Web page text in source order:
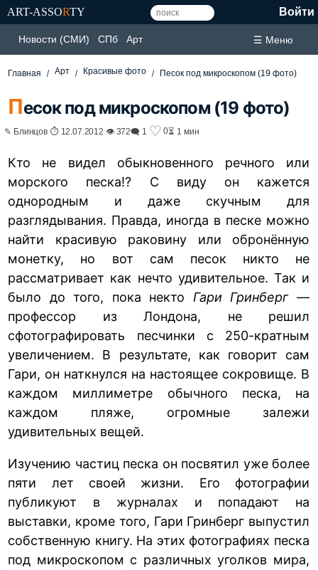
ART-ASSORTY Войти
Новости (СМИ) СПб Арт ☰ Меню
Главная Арт Красивые фото Песок под микроскопом (19 фото)
Песок под микроскопом (19 фото)
✎ Блинцов ⏱ 12.07.2012 👁 372🗨 1 ♡ 0⏳ 1 мин
Кто не видел обыкновенного речного или
морского песка!? С виду он кажется
однородным и даже скучным для
разглядывания. Правда, иногда в песке можно
найти красивую раковину или обронённую
монетку, но вот сам песок никто не
рассматривает как нечто удивительное. Так и
было до того, пока некто Гари Гринберг—
профессор из Лондона, не решил
сфотографировать песчинки с 250-кратным
увеличением. В результате, как говорит сам
Гари, он наткнулся на настоящее сокровище. В
каждом миллиметре обычного песка, на
каждом пляже, огромные залежи
удивительных вещей.
Изучению частиц песка он посвятил уже более
пяти лет своей жизни. Его фотографии
публикуют в журналах и попадают на
выставки, кроме того, Гари Гринберг выпустил
собственную книгу. На этих фотографиях песка
под микроскопом с различных уголков мира,